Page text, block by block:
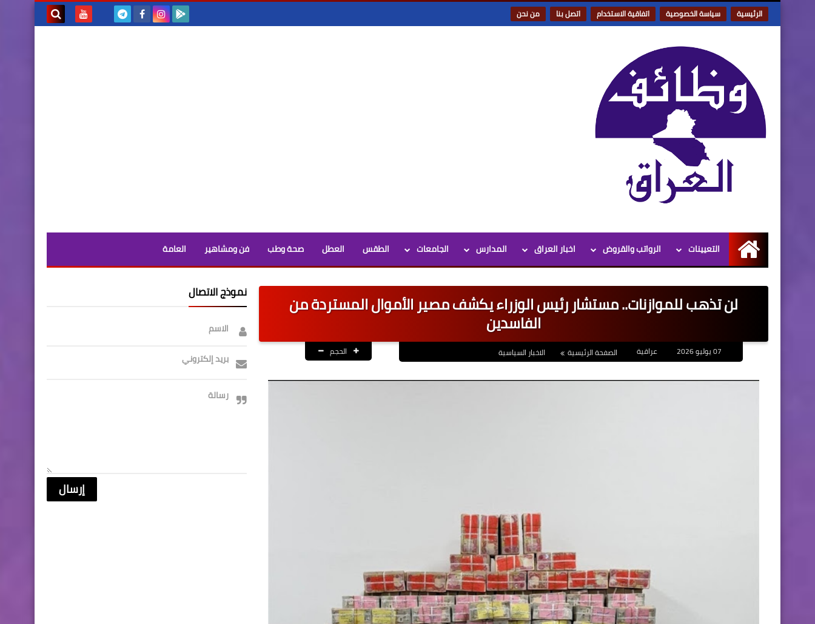
الرئيسية سياسة الخصوصية اتفاقية الاستخدام اتصل بنا من نحن
الرئيسية
التعيينات الرواتب والقروض اخبار العراق المدارس الجامعات الطقس العطل صحة وطب فن ومشاهير العامة
لن تذهب للموازنات.. مستشار رئيس الوزراء يكشف مصير الأموال المستردة من
الفاسدين
عراقية الصفحة الرئيسية الاخبار السياسية الحجم
نموذج الاتصال
الاسم
بريد إلكتروني
رسالة